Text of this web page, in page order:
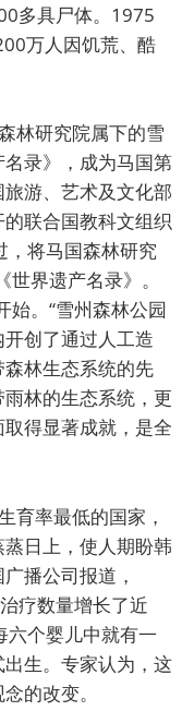
多具尸体。1975
万人因饥荒、酷
林研究院属下的雪
录》，成为马国第
游、艺术及文化部
联合国教科文组织
，将马国森林研究
界遗产名录》。
始。“雪州森林公园
创了通过人工造
林生态系统的先
林的生态系统，更
得显著成就，是全
育率最低的国家，
日上，使人期盼韩
播公司报道，
疗数量增长了近
六个婴儿中就有一
生。专家认为，这
的改变。